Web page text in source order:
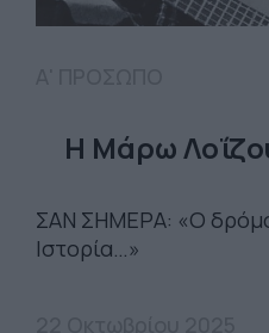
Η Μάρω
ΣΑΝ ΣΗΜΕΡΑ: «Ο
Ιστορία…»